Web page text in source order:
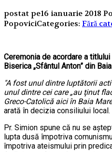
postat pe16 ianuarie 2018
PopoviciCategories: Fără
Ceremonia de acordare a
Biserica „Sfântul Anton” din
"A fost unul dintre luptătorii
unul dintre cei care „au ţinut
Greco-Catolică aici în Baia
arată în decizia consiliului local.
Pr. Simion spune că nu se
lupta dusă împotriva
împotriva ateismului prin